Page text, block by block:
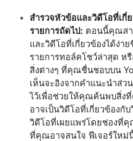
สำรวจหัวข้อและวิดีโอที่เกี่
รายการถัดไป: ตอนนี้คุณสา
และวิดีโอที่เกี่ยวข้องได้ง่า
รายการทอล์คโชว์ล่าสุด ห
สิ่งต่างๆ ที่คุณชื่นชอบบน
เห็นจะอิงจากคำแนะนำส่
ไว้เพื่อช่วยให้คุณค้นพบสิ่ง
อาจเป็นวิดีโอที่เกี่ยวข้อง
วิดีโอที่เผยแพร่โดยช่องที่
ที่คุณอาจสนใจ ฟีเจอร์ใหม่